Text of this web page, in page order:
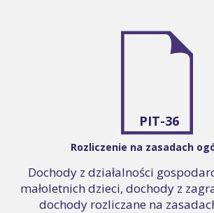
PIT-36
Rozliczenie na zasadach
Dochody z działalności
małoletnich dzieci, dochody z
dochody rozliczane na